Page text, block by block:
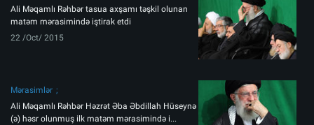
Ali Məqamlı Rəhbər tasua axşamı təşkil olunan
matəm mərasimində iştirak etdi
22 /Oct/ 2015
Mərasimlər
Ali Məqamlı Rəhbər Həzrət Əba Əbdillah Hüseynə
(ə) həsr olunmuş ilk matəm mərasimində i...